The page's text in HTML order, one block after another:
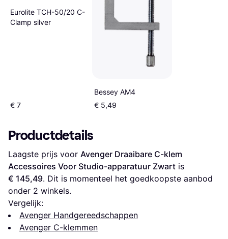
Eurolite TCH-50/20 C-
Clamp silver
€ 7
Bessey AM4
€ 5,49
Productdetails
Laagste prijs voor Avenger Draaibare C-klem
Accessoires Voor Studio-apparatuur Zwart
€ 145,49. Dit is momenteel het goedkoopste aanbod
onder 2 winkels.
Vergelijk:
Avenger Handgereedschappen
Avenger C-klemmen